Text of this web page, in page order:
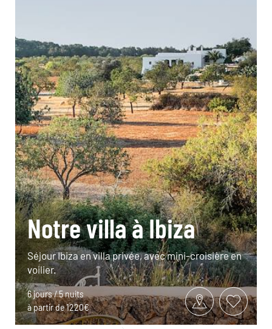
Notre villa à Ibiza
Séjour Ibiza en villa privée, avec mini-croisière en
voilier.
6 jours / 5 nuits
à partir de 1220€